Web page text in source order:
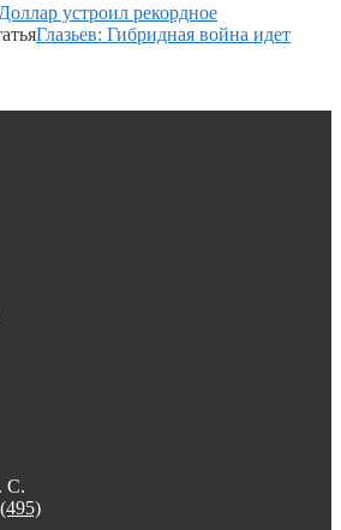
Доллар устроил рекордное
Глазьев: Гибридная война идет
С.